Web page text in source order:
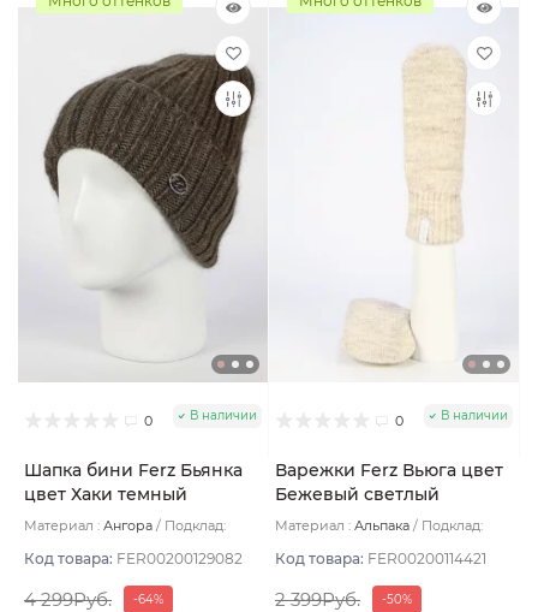
0 В наличии
Шапка бини Ferz Бьянка
цвет Хаки темный
Материал : Ангора
Подклад:
Код товара: FER00200129082
4 299Руб. -64%
0 В наличии
Варежки Ferz Вьюга цвет
Бежевый светлый
Материал : Альпака
Подклад:
Код товара: FER00200114421
2 399Руб. -50%